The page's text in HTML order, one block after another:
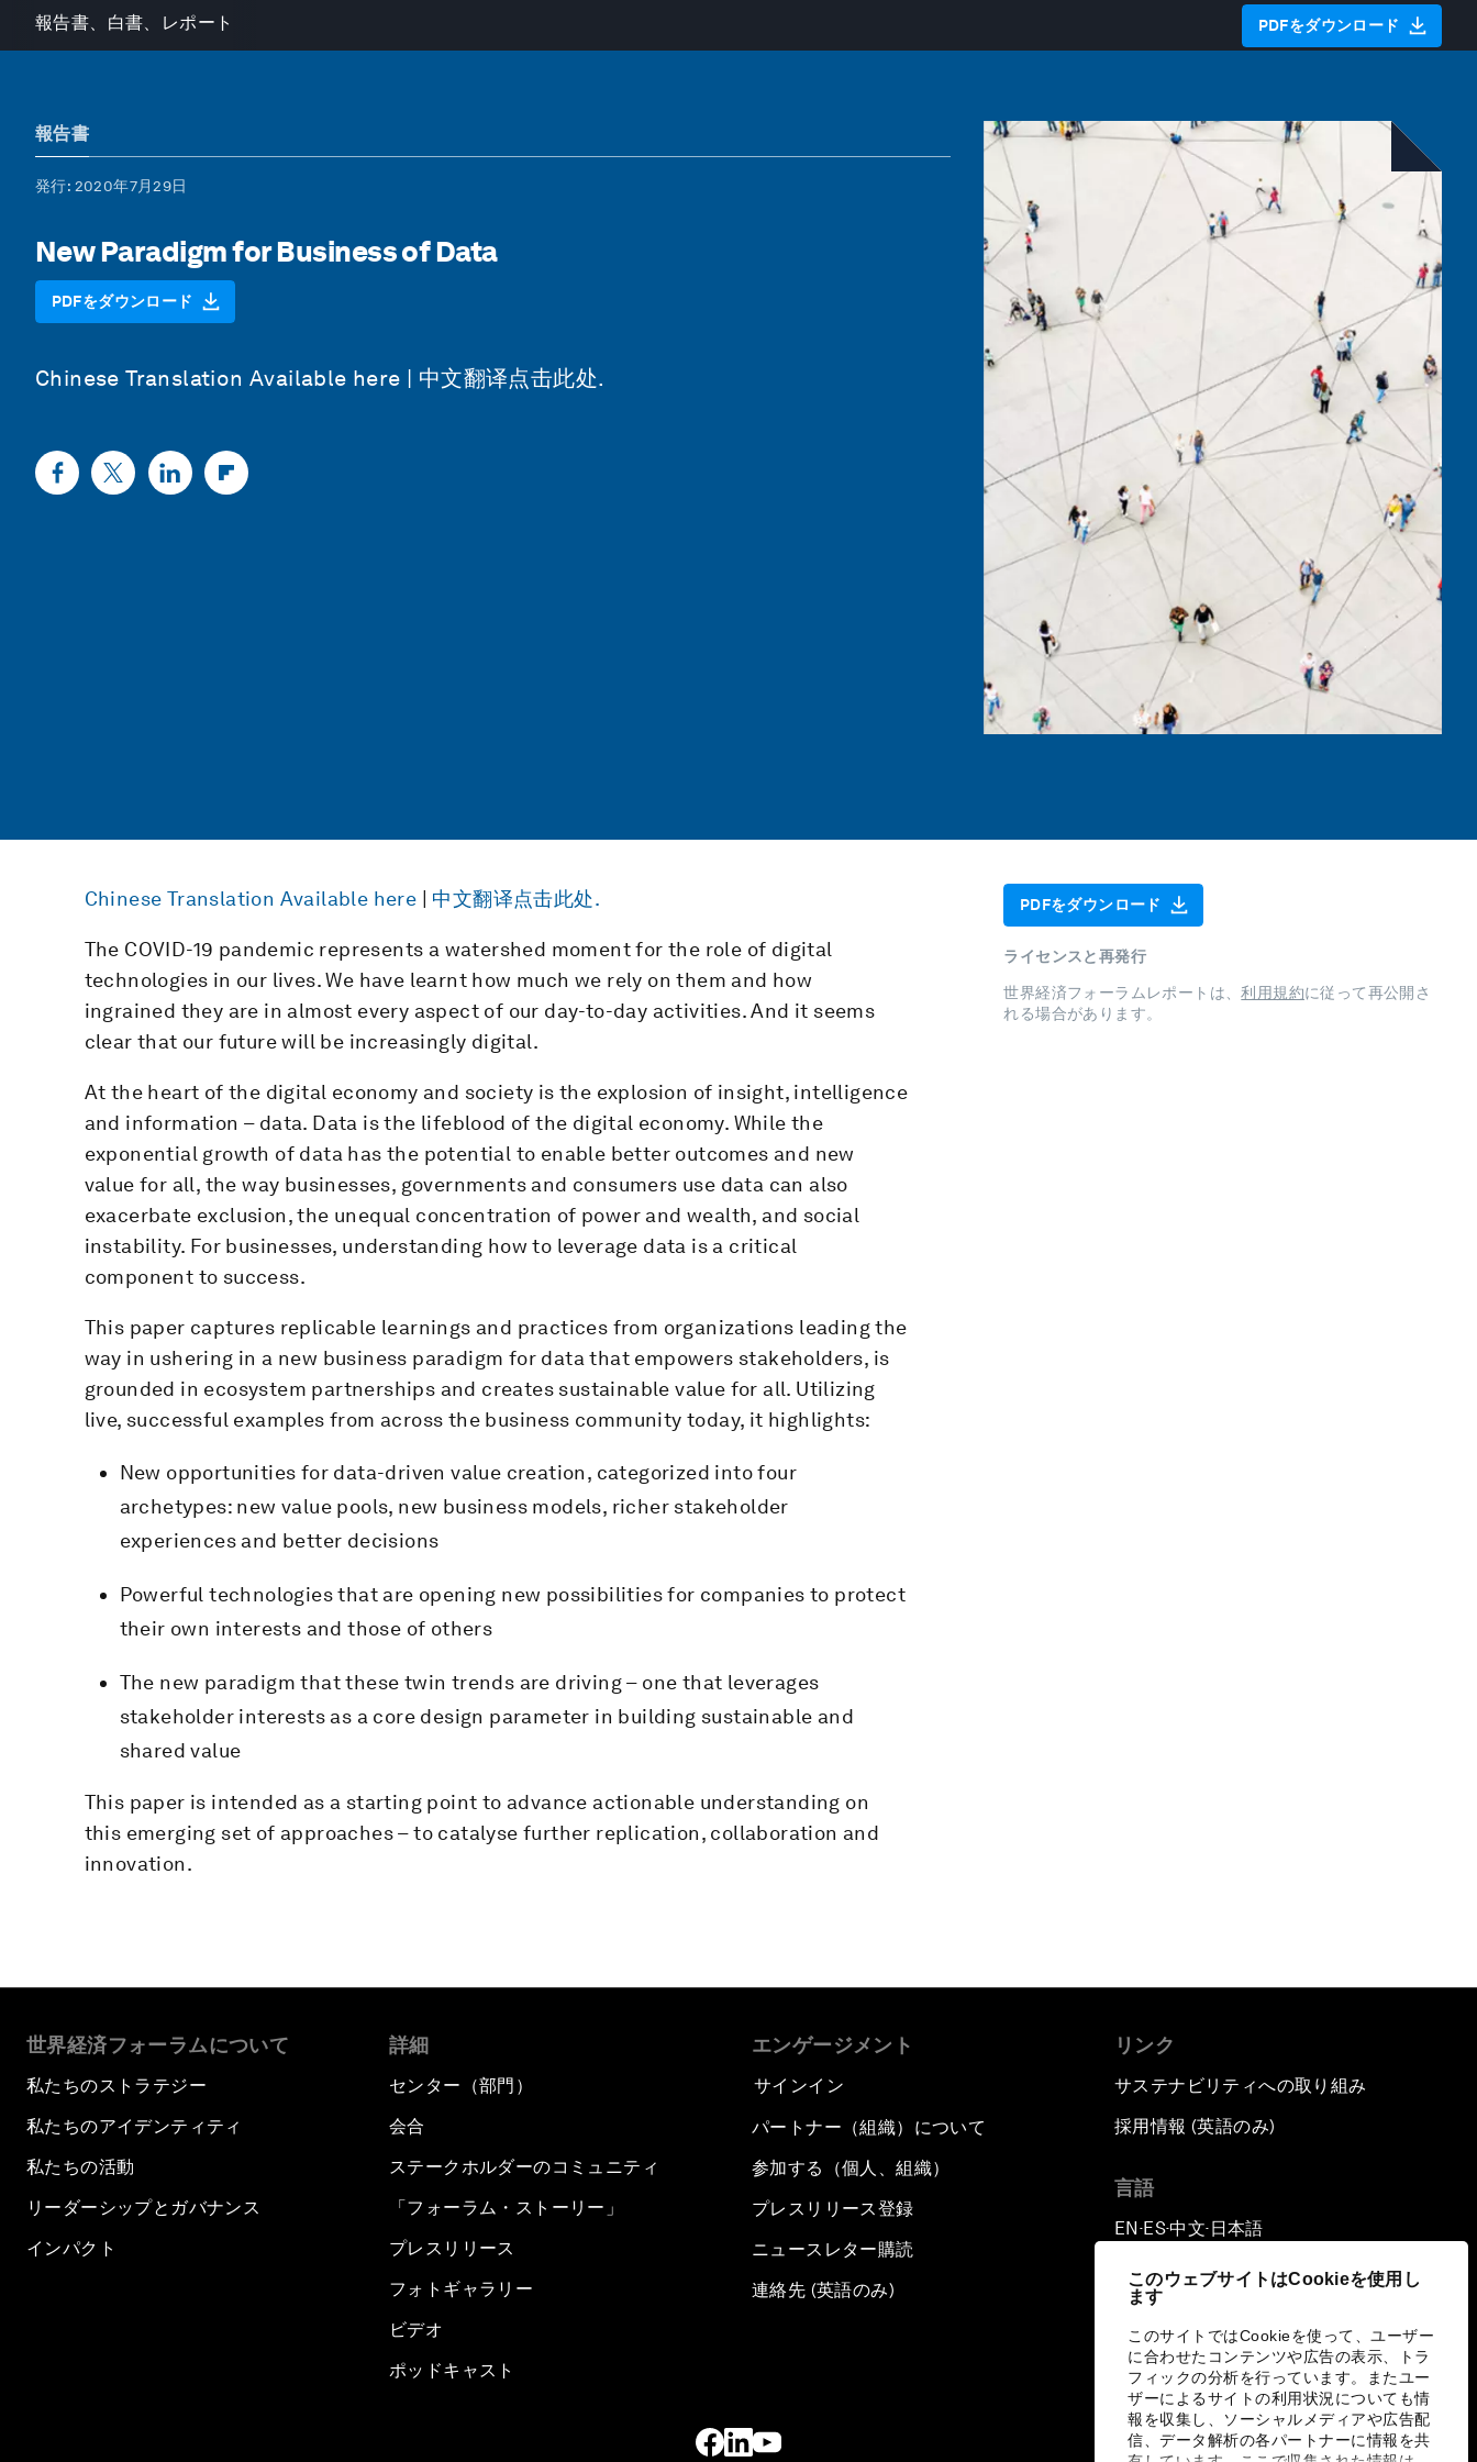
このウェブサイトはCookieを使用し
ます
このサイトではCookieを使って、ユーザー
に合わせたコンテンツや広告の表示、トラ
フィックの分析を行っています。またユー
ザーによるサイトの利用状況についても情
報を収集し、ソーシャルメディアや広告配
信、データ解析の各パートナーに情報を共
報告書、白書、レポート PDFをダウンロード
報告書
発行: 2020年7月29日
New Paradigm for Business of Data
PDFをダウンロード
Chinese Translation Available here | 中文翻译点击此处.
Chinese Translation Available here 中文翻译点击此处.
The COVID-19 pandemic represents a watershed moment for the role of digital
technologies in our lives. We have learnt how much we rely on them and how
ingrained they are in almost every aspect of our day-to-day activities. And it seems
clear that our future will be increasingly digital.
At the heart of the digital economy and society is the explosion of insight, intelligence
and information – data. Data is the lifeblood of the digital economy. While the
exponential growth of data has the potential to enable better outcomes and new
value for all, the way businesses, governments and consumers use data can also
exacerbate exclusion, the unequal concentration of power and wealth, and social
instability. For businesses, understanding how to leverage data is a critical
component to success.
This paper captures replicable learnings and practices from organizations leading the
way in ushering in a new business paradigm for data that empowers stakeholders, is
grounded in ecosystem partnerships and creates sustainable value for all. Utilizing
live, successful examples from across the business community today, it highlights:
New opportunities for data-driven value creation, categorized into four
archetypes: new value pools, new business models, richer stakeholder
experiences and better decisions
Powerful technologies that are opening new possibilities for companies to protect
their own interests and those of others
The new paradigm that these twin trends are driving – one that leverages
stakeholder interests as a core design parameter in building sustainable and
shared value
This paper is intended as a starting point to advance actionable understanding on
this emerging set of approaches – to catalyse further replication, collaboration and
innovation.
PDFをダウンロード
ライセンスと再発行
世界経済フォーラムレポートは、利用規約に従って再公開さ
れる場合があります。
世界経済フォーラムについて
私たちのストラテジー
私たちのアイデンティティ
私たちの活動
リーダーシップとガバナンス
インパクト
詳細
センター（部門）
会合
ステークホルダーのコミュニティ
「フォーラム・ストーリー」
プレスリリース
フォトギャラリー
ビデオ
ポッドキャスト
エンゲージメント
サインイン
パートナー（組織）について
参加する（個人、組織）
プレスリリース登録
ニュースレター購読
連絡先 (英語のみ)
リンク
サステナビリティへの取り組み
採用情報 (英語のみ)
言語
EN ▪ ES▪中文▪ 日本語